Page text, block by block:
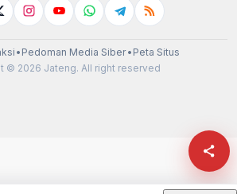
• Pedoman Media Siber• Peta Situs
© 2026 Jateng. All right reserved